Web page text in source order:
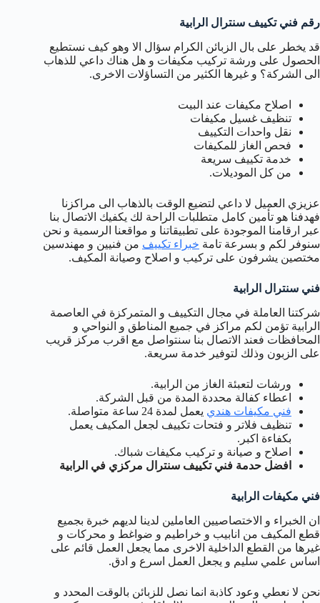
رقم فني تكييف سنترال الرابية
قد يخطر على بال الزبائن الكرام سؤال الا وهو كيف نستطيع
الحصول على ورشة تركيب مكيفات و هل هناك داعي للذهاب
الى الشركة؟ و غيرها الكثير من التساؤلات الاخرى.
اصلاح مكيفات عند البيت
تنظيف غسيل مكيفات
نقل واحدات التكييف
فحص الغاز للمكيفات
خدمة تكييف سريعة
من كل الموديلات.
عزيزي العميل لا داعي لتضيع الوقت بالذهاب الى مراكزنا
فهدفنا هو تأمين كامل متطلبات الراحة لك يكفيك الاتصال بنا
عبر ارقامنا الموجودة على تطبيقاتنا و مواقعنا الرسمية و نحن
سنوفر لكم و بسرعة تامة خبراء تكييف من فنيين و مهندسين
مختصين يشرفون على تركيب و اصلاح وصيانة المكيف.
فني سنترال الرابية
شركتنا العاملة في مجال التكييف و المتمركزة في العاصمة
الرابية تؤمن لكم مراكز في جميع المناطق و النواحي و
المحافظات فعند الاتصال بنا سنتواصل مع اقرب مركز قريب
على الزبون وذلك لتوفير خدمة سريعة.
ورشات لتعبئة الغاز من الرابية.
اعطاء كفالة محددة المدة من قبل الشركة.
فني مكيفات هندي يعمل لمدة 24 ساعة متواصلة.
تنظيف فلاتر و فتحات تكييف لجعل المكيف يعمل
بكفاءة اكبر.
اصلاح و صيانة و تركيب مكيفات شباك.
افضل حدمة فني تكييف سنترال مركزي في الرابية
فني مكيفات الرابية
ان الخبراء و الاختصاصيين العاملين لدينا لديهم خبرة بجميع
قطع المكيف من انابيب و خراطيم و ضواغط و محركات و
غيرها من القطع الداخلية الاخرى مما يجعل العمل قائم على
اساس علمي سليم و يجعل العمل اسرع و ادق.
نحن لا نعطي وعود كاذبة انما نصل للزبائن بالوقت المحدد و